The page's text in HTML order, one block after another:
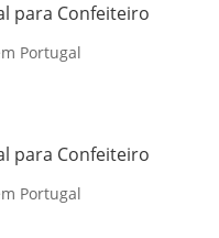
para Confeiteiro
Portugal
para Confeiteiro
Portugal